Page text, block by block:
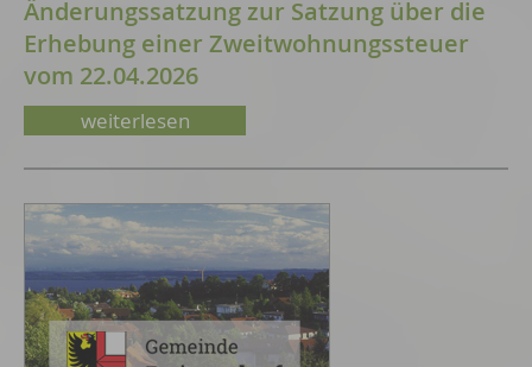
Änderungssatzung zur Satzung über die
Erhebung einer Zweitwohnungssteuer
vom 22.04.2026
weiterlesen